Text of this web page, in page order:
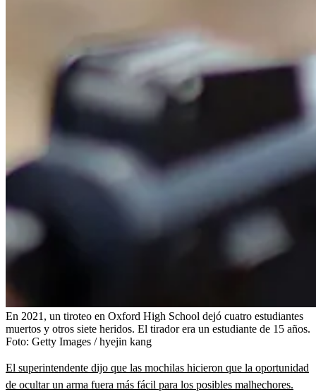
En 2021, un tiroteo en Oxford High School dejó cuatro estudiantes
muertos y otros siete heridos. El tirador era un estudiante de 15 años.
Foto: Getty Images / hyejin kang
El superintendente dijo que las mochilas hicieron que la oportunidad
de ocultar un arma fuera más fácil para los posibles malhechores.